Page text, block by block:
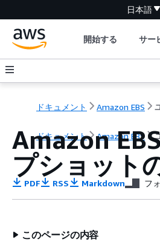
日本語
開始する サー
ドキュメント Amazon EBS
ドキュメント Amazon EBS
Amazon
プショット
PDF RSS Markdown フ
このページの内容